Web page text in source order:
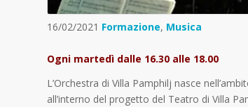
16/02/2021 Formazione, Musica
Ogni martedì dalle 16.30 alle 18.00
L’Orchestra di Villa Pamphilj nasce
all’interno del progetto del Teatro di Villa